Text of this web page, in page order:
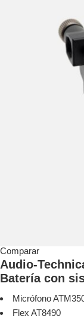
Comparar
Audio-
Batería con
Micrófono
Flex AT8490